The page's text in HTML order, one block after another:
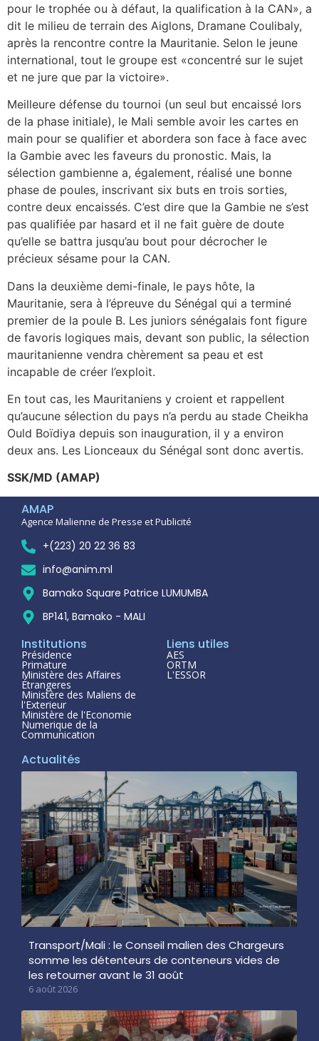
pour le trophée ou à défaut, la qualification à la CAN», a
dit le milieu de terrain des Aiglons, Dramane Coulibaly,
après la rencontre contre la Mauritanie. Selon le jeune
international, tout le groupe est «concentré sur le sujet
et ne jure que par la victoire».
Meilleure défense du tournoi (un seul but encaissé lors
de la phase initiale), le Mali semble avoir les cartes en
main pour se qualifier et abordera son face à face avec
la Gambie avec les faveurs du pronostic. Mais, la
sélection gambienne a, également, réalisé une bonne
phase de poules, inscrivant six buts en trois sorties,
contre deux encaissés. C’est dire que la Gambie ne s’est
pas qualifiée par hasard et il ne fait guère de doute
qu’elle se battra jusqu’au bout pour décrocher le
précieux sésame pour la CAN.
Dans la deuxième demi-finale, le pays hôte, la
Mauritanie, sera à l’épreuve du Sénégal qui a terminé
premier de la poule B. Les juniors sénégalais font figure
de favoris logiques mais, devant son public, la sélection
mauritanienne vendra chèrement sa peau et est
incapable de créer l’exploit.
En tout cas, les Mauritaniens y croient et rappellent
qu’aucune sélection du pays n’a perdu au stade Cheikha
Ould Boïdiya depuis son inauguration, il y a environ
deux ans. Les Lionceaux du Sénégal sont donc avertis.
SSK/MD (AMAP)
AMAP
Agence Malienne de Presse et Publicité
+(223) 20 22 36 83
info@anim.ml
Bamako Square Patrice LUMUMBA
BP141, Bamako - MALI
Institutions
Présidence
Primature
Ministère des Affaires
Étrangeres
Ministère des Maliens de
l'Exterieur
Ministère de l'Economie
Numerique de la
Communication
Liens utiles
AES
ORTM
L'ESSOR
Actualités
Transport/Mali : le Conseil malien des Chargeurs
somme les détenteurs de conteneurs vides de
les retourner avant le 31 août
6 août 2026